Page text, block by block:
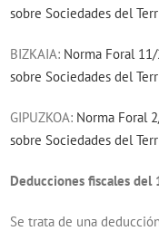
sobre Sociedades del
BIZKAIA: Norma Foral
sobre Sociedades del
GIPUZKOA: Norma Foral
sobre Sociedades del
Deducciones fiscales del
Se trata de una